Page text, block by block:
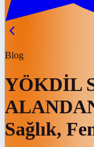
Blog
YÖKDİL
Sağlık,